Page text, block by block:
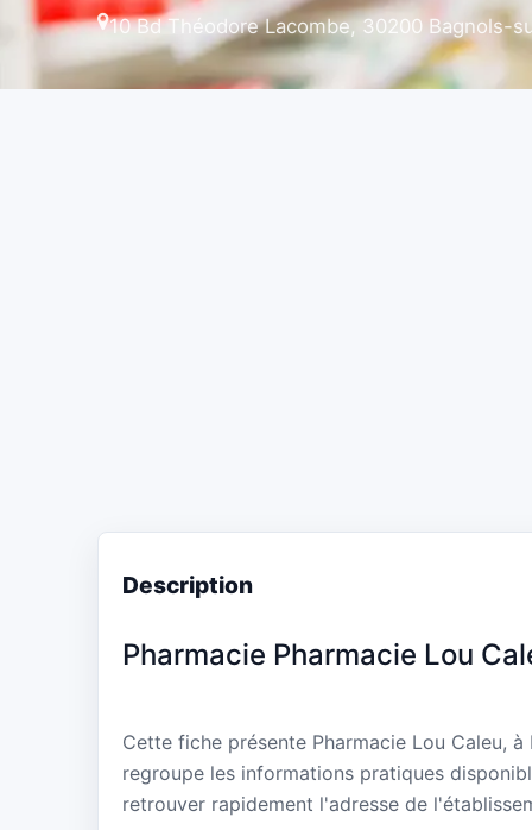
10 Bd Théodore Lacombe, 30200 Bagnols-
Description
Pharmacie Pharmacie Lou
Cette fiche présente Pharmacie Lou Caleu,
regroupe les informations pratiques
retrouver rapidement l'adresse de